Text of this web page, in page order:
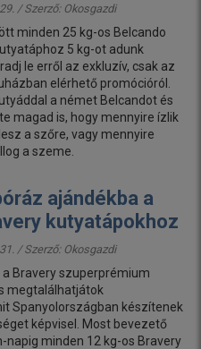
/ Szerző: Okosgazdi
minden 25 kg-os Belcando
5 kg-ot adunk
le erről az exkluzív, csak az
elérhető promócióról.
a német Belcandot és
magad is, hogy mennyire ízlik
a szőre, vagy mennyire
a szeme.
ajándékba a
kutyatápokhoz
/ Szerző: Okosgazdi
Bravery szuperprémium
megtalálhatjátok
Spanyolországban készítenek
képvisel. Most bevezető
napig minden 12 kg-os Bravery